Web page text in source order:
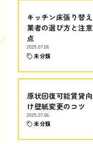
キッチン床張り替え
業者の選び方と注意
点
2025.07.06
未分類
原状回復可能賃貸向
け壁紙変更のコツ
2025.07.06
未分類